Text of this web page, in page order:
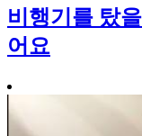
비행기를 탔
어요